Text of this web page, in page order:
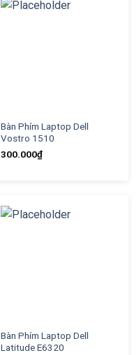
Bàn Phím Laptop Dell
Vostro 1510
300.000₫
Bàn Phím Laptop Dell
Latitude E6320